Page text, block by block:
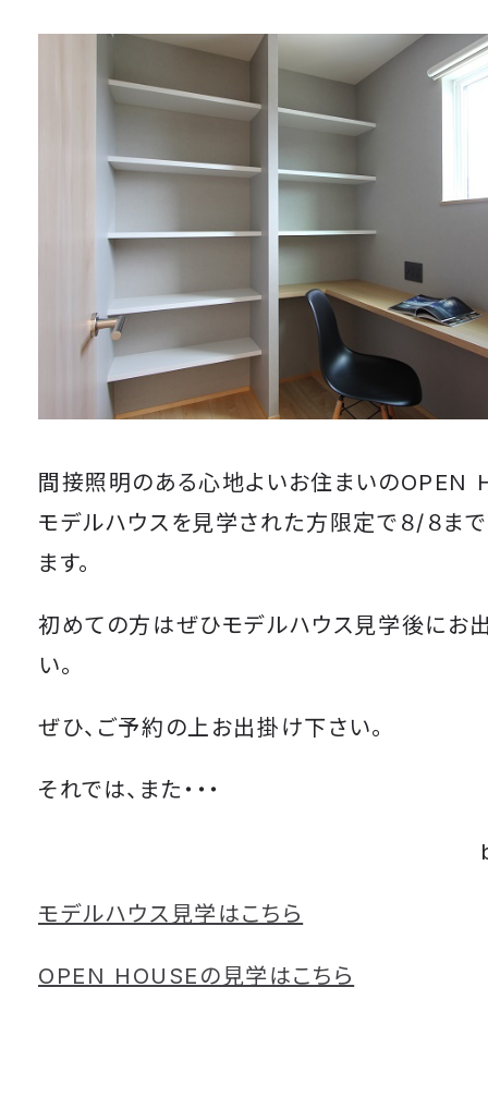
間接照明のある心地よいお住まいのOPEN
モデルハウスを見学された方限定で８/８ま
ます。
初めての方はぜひモデルハウス見学後にお
い。
ぜひ、ご予約の上お出掛け下さい。
それでは、また・・・
モデルハウス見学はこちら
OPEN HOUSEの見学はこちら